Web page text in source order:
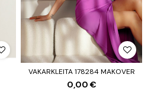
VAKARKLEITA 178284 MAKOVER
0,00 €